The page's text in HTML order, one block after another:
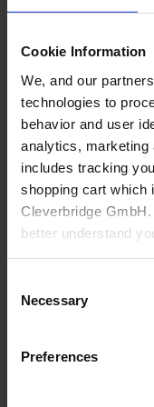
Cookie Information
We, and our
technologies to
behavior and user
analytics, marketing
includes tracking
shopping cart which
Cleverbridge
better understand
Also, the operator of
GmbH, conducts
cart for its own
on behalf of the
Selection
Necessary
Preferences
Back
Nicht-
Über Cyncly